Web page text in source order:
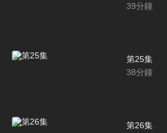
39分鐘
第25集
38分鐘
第26集